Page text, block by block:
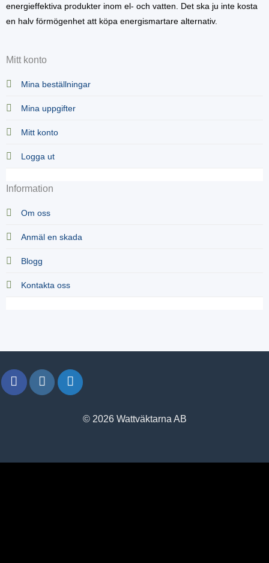
energieffektiva produkter inom el- och vatten. Det ska ju inte kosta
en halv förmögenhet att köpa energismartare alternativ.
Mitt konto
Mina beställningar
Mina uppgifter
Mitt konto
Logga ut
Information
Om oss
Anmäl en skada
Blogg
Kontakta oss
© 2026 Wattväktarna AB